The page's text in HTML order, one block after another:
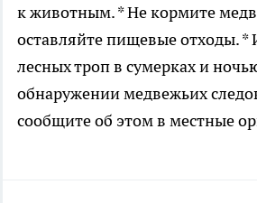
к животным. * Не кормите
оставляйте пищевые отходы. *
лесных троп в сумерках и
обнаружении медвежьих
сообщите об этом в местные